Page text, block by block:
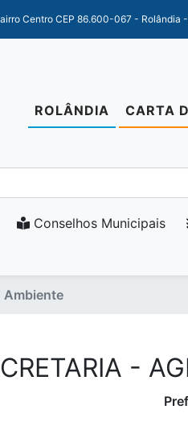
Centro CEP 86.600-067 - Rolândia -
ROLÂNDIA CARTA
Conselhos Municipais
Ambiente
-